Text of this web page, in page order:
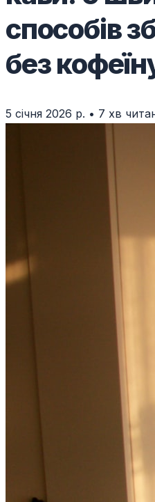
способів
без
5 січня 2026 р. • 7 хв